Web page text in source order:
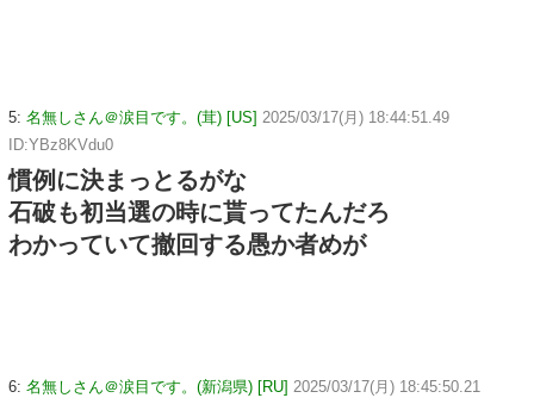
5: 名無しさん＠涙目です。(茸) [US] 2025/03/17(月) 18:44:51.49
ID:YBz8KVdu0
慣例に決まっとるがな
石破も初当選の時に貰ってたんだろ
わかっていて撤回する愚か者めが
6: 名無しさん＠涙目です。(新潟県) [RU] 2025/03/17(月) 18:45:50.21